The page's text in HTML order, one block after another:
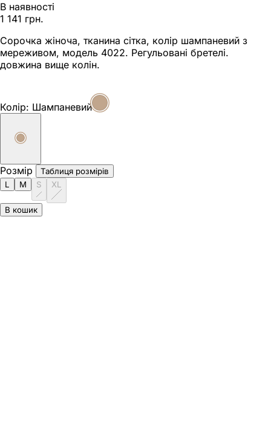
В наявності
1 141 грн.
Сорочка жіноча, тканина сітка, колір шампаневий з
мереживом, модель 4022. Регульовані бретелі.
довжина вище колін.
Колір: Шампаневий
Розмір
Таблиця розмірів
L
M S XL
В кошик